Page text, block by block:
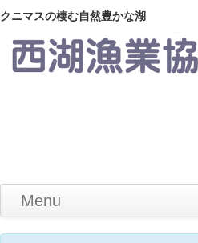
クニマスの棲む自然豊かな湖
Menu
Home
釣り情報
マナーとお願い
クニマス展示館
漁協からのお知らせ
お問い合わせ